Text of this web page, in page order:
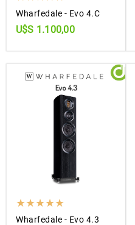
Wharfedale - Evo 4.C
U$S 1.100,00
Wharfedale - Evo 4.3